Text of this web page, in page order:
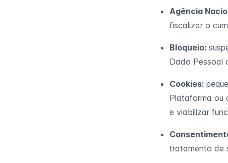
Agência
fiscalizar o
Bloqueio:
Dado Pessoal
Cookies:
Plataforma ou
e viabilizar
tratamento de